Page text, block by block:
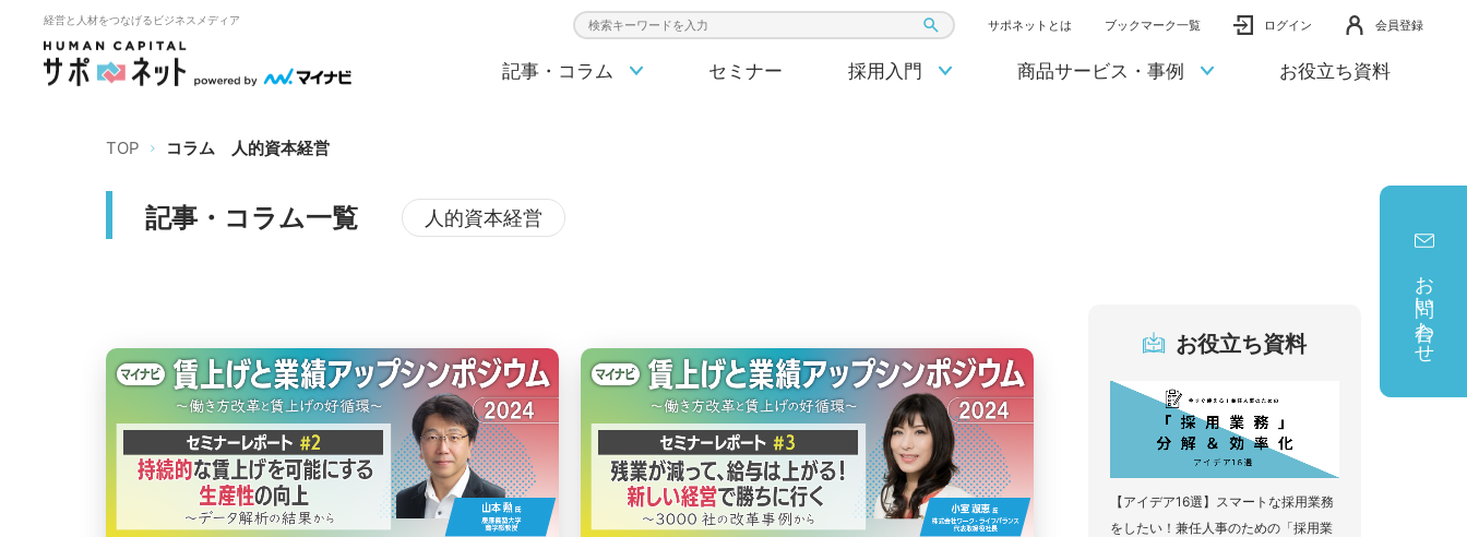
経営と人材をつなげるビジネスメディア
検索キーワード入力 サポネットとは ブックマーク一覧 ログイン 会員登録
記事・コラム セミナー 採用入門 商品サービス・事例 お役立ち資料
お問い合わせ
TOP コラム 人的資本経営
記事・コラム一覧 人的資本経営
お役立ち資料
【アイデア16選】スマートな採用業務
をしたい！兼任人事のための「採用業